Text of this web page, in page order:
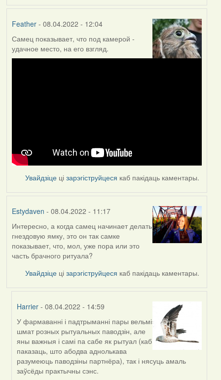
Feather- 08.04.2022 - 12:04
Самец показывает, что под камерой -
удачное место, на его взгляд.
Увайдзіце цізарэгіструйцеся каб пакідаць каментары.
Estydaven - 08.04.2022 - 11:17
Интересно, а когда самец начинает делать
гнездовую ямку, это он так самке
показывает, что, мол, уже пора или это
часть брачного ритуала?
Увайдзіце цізарэгіструйцеся каб пакідаць каментары.
Harrier - 08.04.2022 - 14:59
In
reply
to
by
Estydaven
У фармаванні і падтрыманні пары вельмі
шмат розных рытуальных паводзін, але
яны важныя і самі па сабе як рытуал (каб
паказаць, што абодва аднолькава
разумеюць паводзіны партнёра), так і нясуць амаль
заўсёды практычны сэнс.